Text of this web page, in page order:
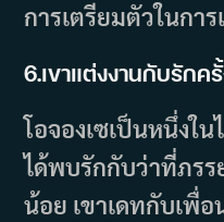
การเตรียมตัวในกา
6.เขาแต่งงานกับรักค
โอจองเซเป็นหนึ่งใ
ได้พบรักกับว่าที่ภร
น้อย เขาเดทกับเพื่